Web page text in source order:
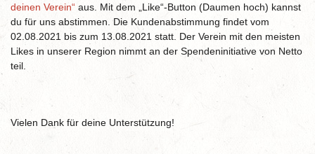
deinen Verein“ aus. Mit dem „Like“-Button (Daumen hoch) kannst
du für uns abstimmen. Die Kundenabstimmung findet vom
02.08.2021 bis zum 13.08.2021 statt. Der Verein mit den meisten
Likes in unserer Region nimmt an der Spendeninitiative von Netto
teil.
Vielen Dank für deine Unterstützung!